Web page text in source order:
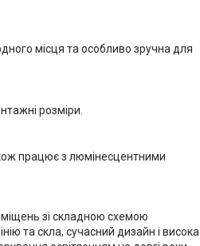
місця та особливо зручна для
розміри.
працює з люмінесцентними
зі складною схемою
та скла, сучасний дизайн і висока